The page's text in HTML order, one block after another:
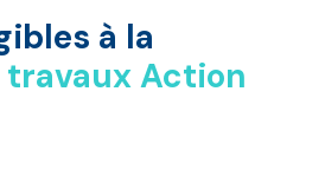
à la
travaux Action